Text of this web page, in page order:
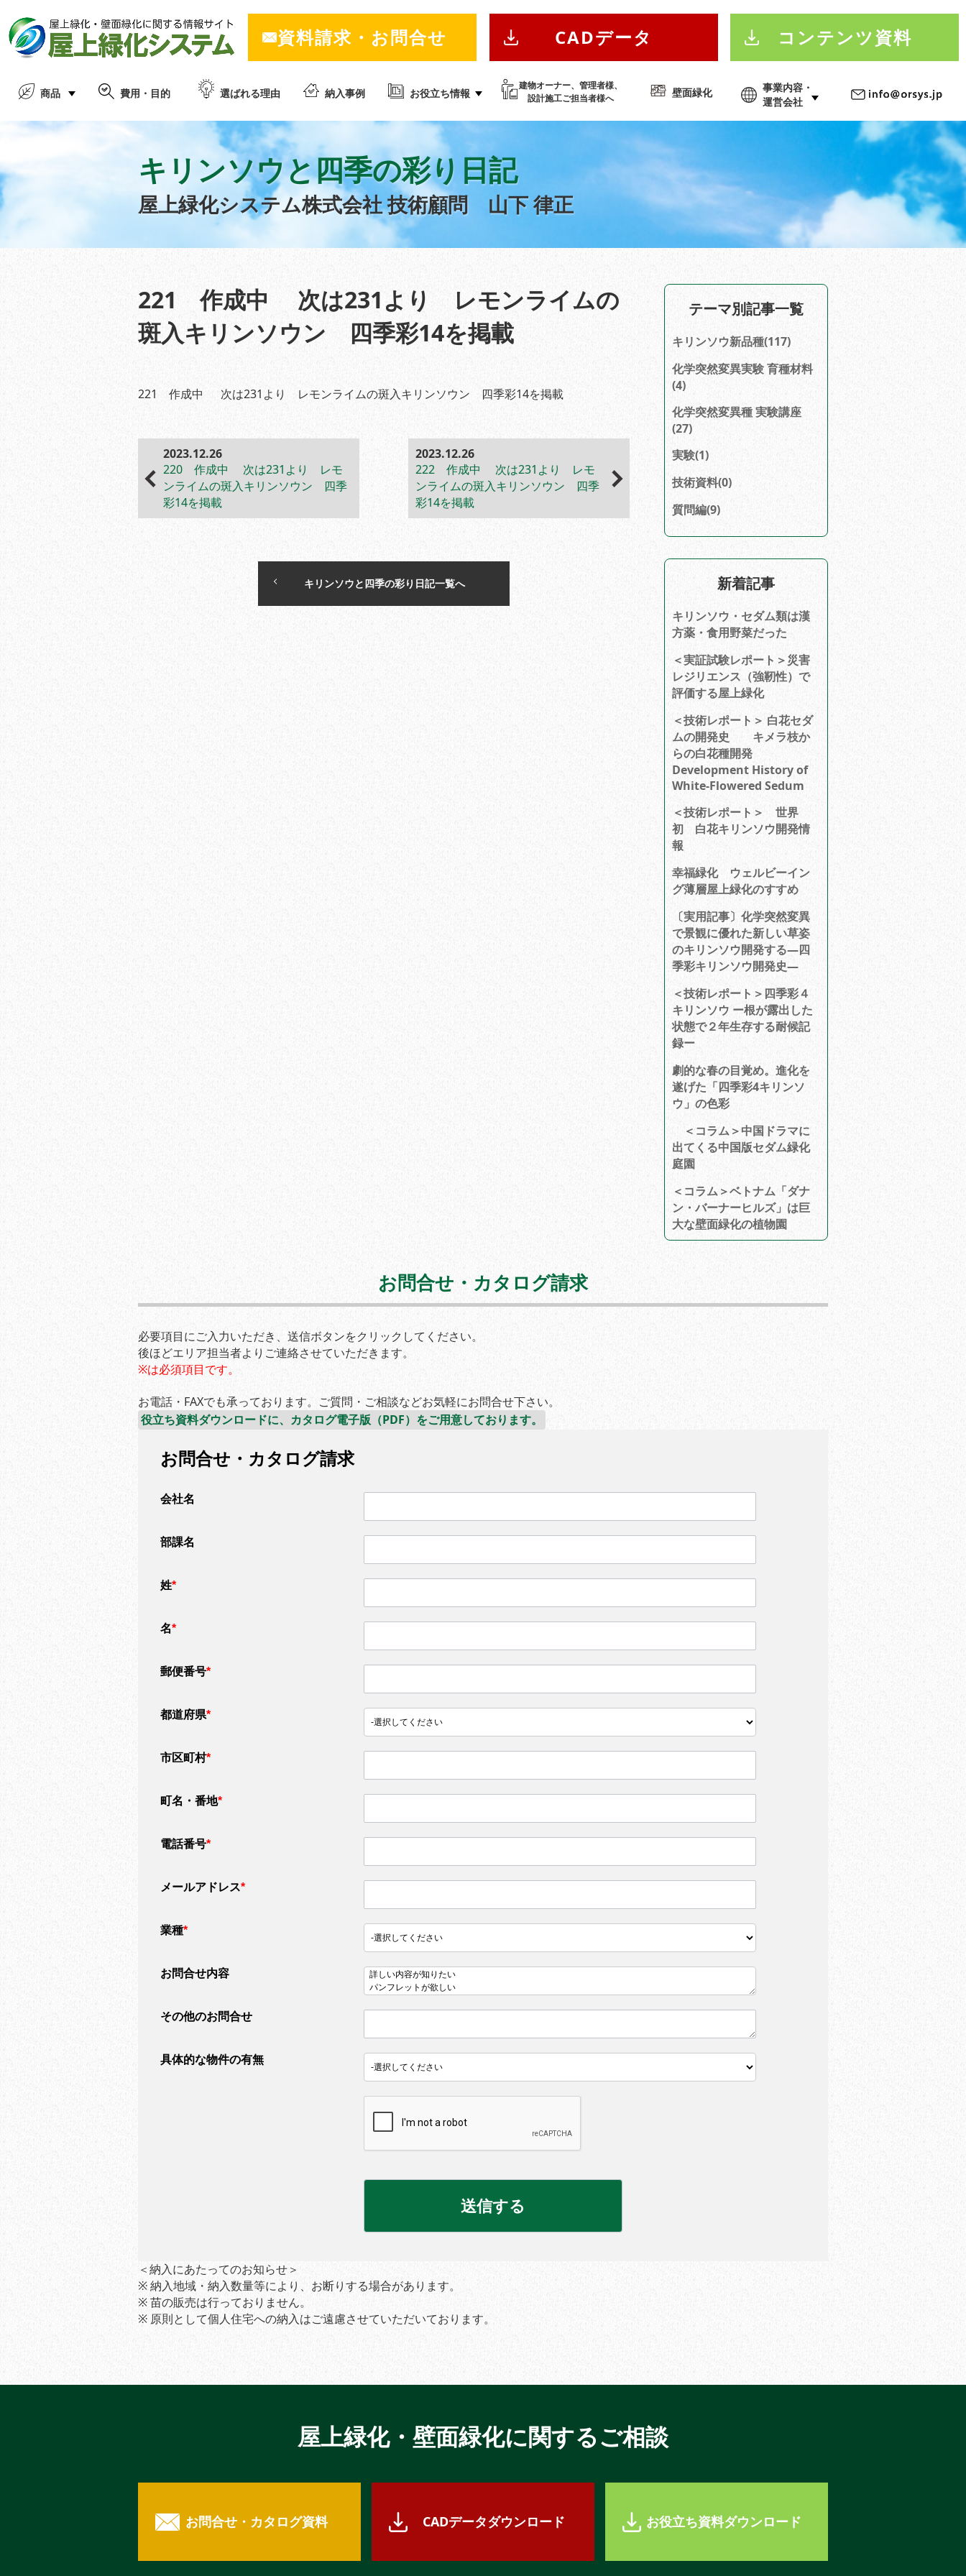
資料請求・お問合せ CADデータ コンテンツ資料
商品 費用・目的 選ばれる理由 納入事例 お役立ち情報
建物オーナー、管理者様、
設計施工ご担当者様へ
壁面緑化
事業内容・
運営会社
キリンソウと四季の彩り日記
屋上緑化システム株式会社技術顧問 山下 律正
221 作成中 次は231より レモンライムの
斑入キリンソウン 四季彩14を掲載
221 作成中 次は231より レモンライムの斑入キリンソウン 四季彩14を掲載
2023.12.26
220 作成中 次は231より レモ
ンライムの斑入キリンソウン 四季
彩14を掲載
2023.12.26
222 作成中 次は231より レモ
ンライムの斑入キリンソウン 四季
彩14を掲載
キリンソウと四季の彩り日記一覧へ
テーマ別記事一覧
キリンソウ新品種(117)
化学突然変異実験 育種材料
(4)
化学突然変異種 実験講座
(27)
実験(1)
技術資料(0)
質問編(9)
新着記事
キリンソウ・セダム類は漢
方薬・食用野菜だった
＜実証試験レポート＞災害
レジリエンス（強靭性）で
評価する屋上緑化
＜技術レポート＞ 白花セダ
ムの開発史 キメラ枝か
らの白花種開発
Development History of
White-Flowered Sedum
＜技術レポート＞ 世界
初 白花キリンソウ開発情
報
幸福緑化 ウェルビーイン
グ薄層屋上緑化のすすめ
〔実用記事〕化学突然変異
で景観に優れた新しい草姿
のキリンソウ開発する―四
季彩キリンソウ開発史―
＜技術レポート＞四季彩４
キリンソウ ー根が露出した
状態で２年生存する耐候記
録ー
劇的な春の目覚め。進化を
遂げた「四季彩4キリンソ
ウ」の色彩
＜コラム＞中国ドラマに
出てくる中国版セダム緑化
庭園
＜コラム＞ベトナム「ダナ
ン・バーナーヒルズ」は巨
大な壁面緑化の植物園
お問合せ・カタログ請求
必要項目にご入力いただき、送信ボタンをクリックしてください。
後ほどエリア担当者よりご連絡させていただきます。
※は必須項目です。
お電話・FAXでも承っております。ご質問・ご相談などお気軽にお問合せ下さい。
役立ち資料ダウンロードに、カタログ電子版（PDF）をご用意しております。
お問合せ・カタログ請求
会社名
部課名
姓*
名*
郵便番号*
都道府県*
市区町村*
町名・番地*
電話番号*
メールアドレス*
業種*
お問合せ内容
その他のお問合せ
具体的な物件の有無
＜納入にあたってのお知らせ＞
※ 納入地域・納入数量等により、お断りする場合があります。
※ 苗の販売は行っておりません。
※ 原則として個人住宅への納入はご遠慮させていただいております。
屋上緑化・壁面緑化に関するご相談
お問合せ・カタログ資料 CADデータダウンロード お役立ち資料ダウンロード